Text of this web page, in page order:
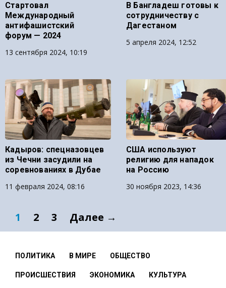
Стартовал
Международный
антифашистский
форум — 2024
13 сентября 2024, 10:19
В Бангладеш готовы к
сотрудничеству с
Дагестаном
5 апреля 2024, 12:52
Кадыров: спецназовцев
из Чечни засудили на
соревнованиях в Дубае
11 февраля 2024, 08:16
США используют
религию для нападок
на Россию
30 ноября 2023, 14:36
1 2 3 Далее →
ПОЛИТИКА В МИРЕ ОБЩЕСТВО
ПРОИСШЕСТВИЯ ЭКОНОМИКА КУЛЬТУРА